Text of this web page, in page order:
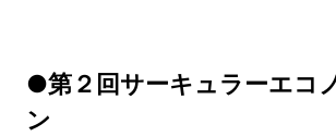
●第２回サーキュラーエコ
ン